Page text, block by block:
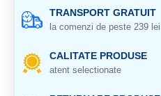
TRANSPORT GRATUIT
la comenzi de peste 239 lei
CALITATE PRODUSE
atent selectionate